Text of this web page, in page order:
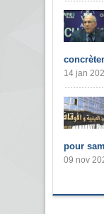
14 jan
pour
09 nov